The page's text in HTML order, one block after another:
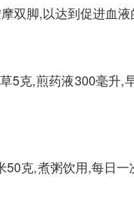
双脚,以达到促进血
5克,煎药液300毫升
克,煮粥饮用,每日